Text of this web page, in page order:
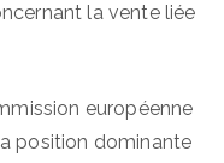
la vente liée
européenne
position dominante